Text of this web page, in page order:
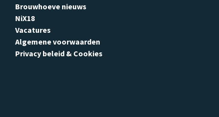
Brouwhoeve nieuws
NiX18
Vacatures
Algemene voorwaarden
Privacy beleid & Cookies